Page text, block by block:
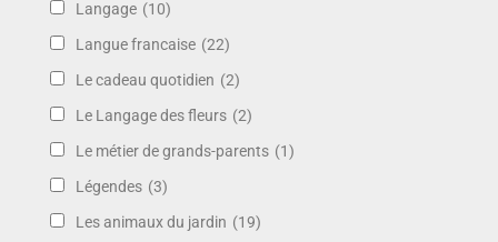
Langage (10)
Langue francaise (22)
Le cadeau quotidien (2)
Le Langage des fleurs (2)
Le métier de grands-parents (1)
Légendes (3)
Les animaux du jardin (19)